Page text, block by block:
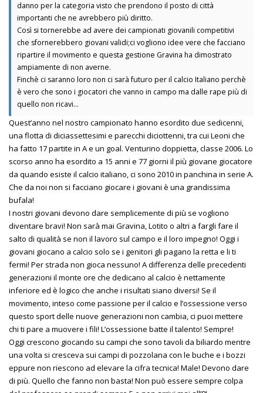
danno per la categoria visto che prendono il posto di città
importanti che ne avrebbero più diritto.
Così si tornerebbe ad avere dei campionati giovanili competitivi
che sfornerebbero giovani validi;ci vogliono idee vere che facciano
ripartire il movimento e questa gestione Gravina ha dimostrato
ampiamente di non averne.
Finchè ci saranno loro non ci sarà futuro per il calcio Italiano perchè
è vero che sono i giocatori che vanno in campo ma dalle rape più di
quello non ricavi...
Quest’anno nel nostro campionato hanno esordito due sedicenni,
una flotta di diciassettesimi e parecchi diciottenni, tra cui Leoni che
ha fatto 17 partite in A e un goal. Venturino doppietta, classe 2006. Lo
scorso anno ha esordito a 15 anni e 77 giorni il più giovane giocatore
da quando esiste il calcio italiano, ci sono 2010 in panchina in serie A.
Che da noi non si facciano giocare i giovani è una grandissima
bufala!
I nostri giovani devono dare semplicemente di più se vogliono
diventare bravi! Non sarà mai Gravina, Lotito o altri a fargli fare il
salto di qualità se non il lavoro sul campo e il loro impegno! Oggi i
giovani giocano a calcio solo se i genitori gli pagano la retta e li ti
fermi! Per strada non gioca nessuno! A differenza delle precedenti
generazioni il monte ore che dedicano al calcio è nettamente
inferiore ed è logico che anche i risultati siano diversi! Se il
movimento, inteso come passione per il calcio e l’ossessione verso
questo sport delle nuove generazioni non cambia, ci puoi mettere
chi ti pare a muovere i fili! L’ossessione batte il talento! Sempre!
Oggi crescono giocando su campi che sono tavoli da biliardo mentre
una volta si cresceva sui campi di pozzolana con le buche e i bozzi
eppure non riescono ad elevare la cifra tecnica! Male! Devono dare
di più. Quello che fanno non basta! Non può essere sempre colpa